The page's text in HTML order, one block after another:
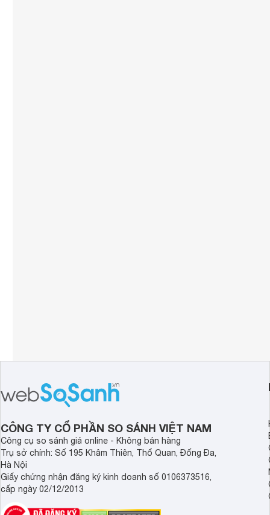
CÔNG TY CỔ PHẦN SO SÁNH VIỆT NAM
Công cụ so sánh giá online - Không bán hàng
Trụ sở chính: Số 195 Khâm Thiên, Thổ Quan, Đống Đa,
Hà Nội
Giấy chứng nhận đăng ký kinh doanh số 0106373516,
cấp ngày 02/12/2013